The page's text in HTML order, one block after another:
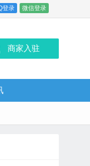
登录 微信登录
商家入驻